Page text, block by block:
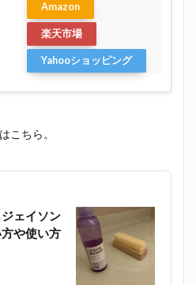
Amazon
楽天市場
Yahooショッピング
こちら。
ェイソン
や使い方